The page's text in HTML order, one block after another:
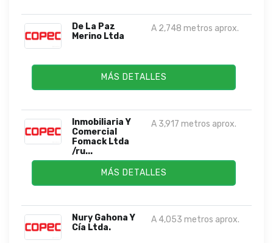
De La Paz
Merino Ltda
A 2,748 metros aprox.
MÁS DETALLES
Inmobiliaria Y
Comercial
Fomack Ltda
/ru...
A 3,917 metros aprox.
MÁS DETALLES
Nury Gahona Y
Cía Ltda.
A 4,053 metros aprox.